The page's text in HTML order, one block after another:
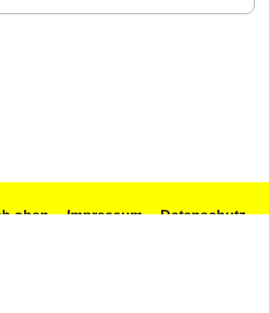
oben Impressum Datenschutz